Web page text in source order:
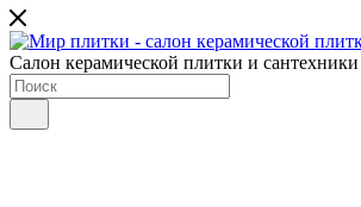
Салон керамической плитки и сантехники